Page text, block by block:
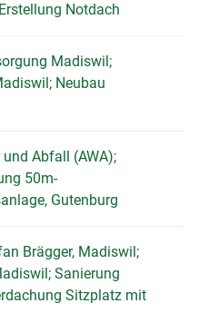
Notdach
Madiswil;
Neubau
Abfall (AWA);
50m-
Gutenburg
Brägger, Madiswil;
Sanierung
Sitzplatz mit